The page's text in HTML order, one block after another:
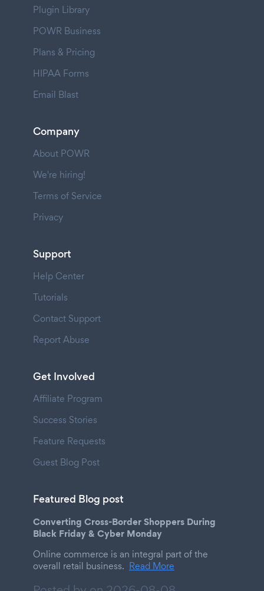
Plugin Library
POWR Business
Plans & Pricing
HIPAA Forms
Email Blast
Company
About POWR
We're hiring!
Terms of Service
Privacy
Support
Help Center
Tutorials
Contact Support
Report Abuse
Get Involved
Affiliate Program
Success Stories
Feature Requests
Guest Blog Post
Featured Blog post
Converting Cross-Border Shoppers During
Black Friday & Cyber Monday
Online commerce is an integral part of the
overall retail business. Read More